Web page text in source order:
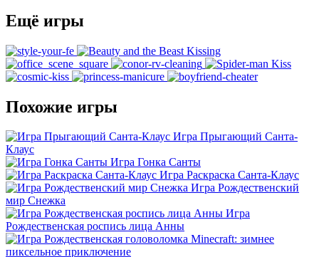
Ещё игры
Похожие игры
Игра Прыгающий Санта-
Клаус
Игра Гонка Санты
Игра Раскраска Санта-Клаус
Игра Рождественский
мир Снежка
Игра
Рождественская роспись лица Анны